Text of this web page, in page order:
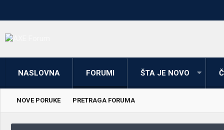
NASLOVNA FORUMI ŠTA JE NOVO
NOVE PORUKE PRETRAGA FORUMA